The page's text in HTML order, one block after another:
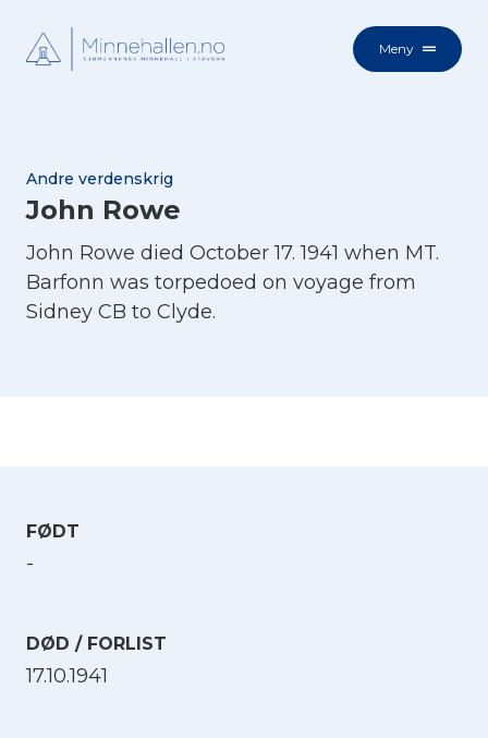
Meny
Andre verdenskrig
John Rowe
John Rowe died October 17. 1941 when MT.
Barfonn was torpedoed on voyage from
Sidney CB to Clyde.
FØDT
-
DØD / FORLIST
17.10.1941